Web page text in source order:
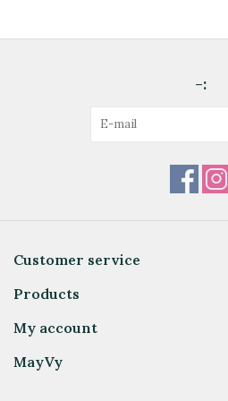
-:
Customer service
Products
My account
MayVy